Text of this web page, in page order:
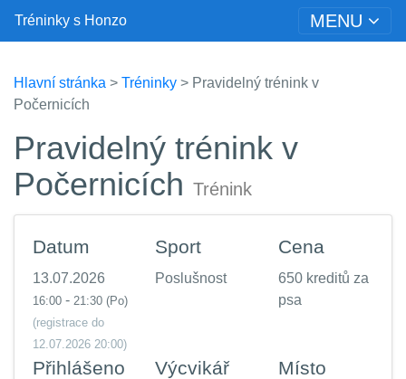
Tréninky s Honzo MENU
Hlavní stránka > Tréninky > Pravidelný trénink v
Počernicích
Pravidelný trénink v
Počernicích Trénink
Datum
13.07.2026
16:00 - 21:30 (Po)
(registrace do
12.07.2026 20:00)
Sport
Poslušnost
Cena
650 kreditů za
psa
Přihlášeno Výcvikář
Místo